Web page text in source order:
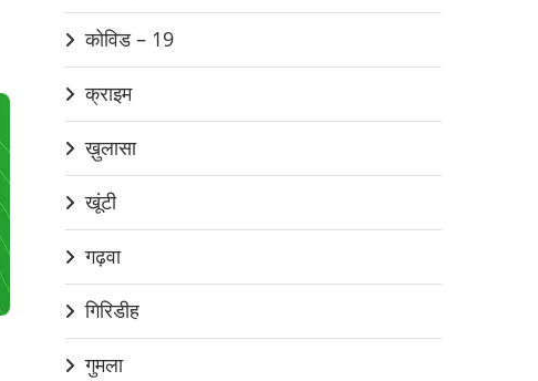
कोविड – 19
क्राइम
ख़ुलासा
खूंटी
गढ़वा
गिरिडीह
गुमला